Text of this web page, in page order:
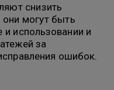
снизить
могут быть
использовании и
за
ошибок.